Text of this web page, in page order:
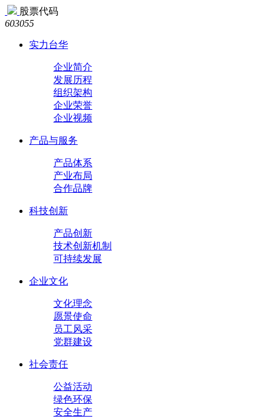
股票代码
603055
实力台华
企业简介
发展历程
组织架构
企业荣誉
企业视频
产品与服务
产品体系
产业布局
合作品牌
科技创新
产品创新
技术创新机制
可持续发展
企业文化
文化理念
愿景使命
员工风采
党群建设
社会责任
公益活动
绿色环保
安全生产